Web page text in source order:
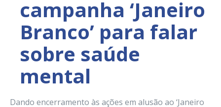
campanha ‘Janeiro
Branco’ para falar
sobre saúde
mental
Dando encerramento às ações em alusão ao ‘Janeiro